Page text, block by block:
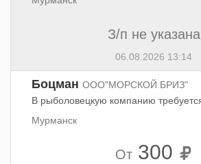
З/п не указана
06.08.2026 13:14
Боцман ООО"МОРСКОЙ БРИЗ"
Мурманск
От 300